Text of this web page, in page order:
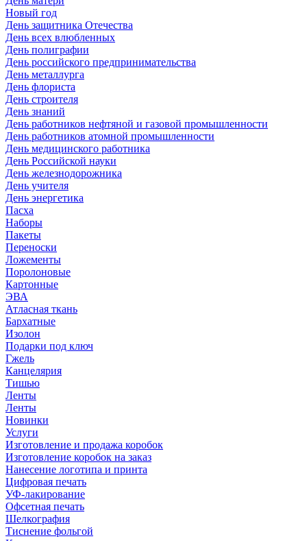
Новый год
День защитника Отечества
День всех влюбленных
День полиграфии
День российского предпринимательства
День металлурга
День флориста
День строителя
День знаний
День работников нефтяной и газовой промышленности
День работников атомной промышленности
День медицинского работника
День Российской науки
День железнодорожника
День учителя
День энергетика
Пасха
Наборы
Пакеты
Переноски
Ложементы
Поролоновые
Картонные
ЭВА
Атласная ткань
Бархатные
Изолон
Подарки под ключ
Гжель
Канцелярия
Тишью
Ленты
Ленты
Новинки
Услуги
Изготовление и продажа коробок
Изготовление коробок на заказ
Нанесение логотипа и принта
Цифровая печать
УФ-лакирование
Офсетная печать
Шелкография
Тиснение фольгой